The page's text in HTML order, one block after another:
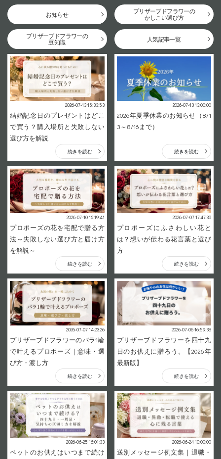
お知らせ
プリザーブドフラワーの
かしこい選び方
プリザーブドフラワーの
豆知識
人気記事一覧
2026-07-13 15:33:53
結婚記念日のプレゼントはどこ
で買う？購入場所と失敗しない
選び方を解説
続きを読む
2026-07-13 13:00:00
2026年夏季休業のお知らせ（8/1
3～8/16まで）
続きを読む
2026-07-10 16:19:41
プロポーズの花を宅配で贈る方
法～失敗しない選び方と届け方
を解説～
続きを読む
2026-07-07 17:47:38
プロポーズにふさわしい花と
は？想いが伝わる花言葉と選び
方
続きを読む
2026-07-07 14:23:26
プリザーブドフラワーのバラ1輪
で叶えるプロポーズ｜意味・選
び方・渡し方
続きを読む
2026-07-06 16:59:38
プリザーブドフラワーを四十九
日のお供えに贈ろう。【2026年
最新版】
続きを読む
2026-06-25 16:01:33
ペットのお供えはいつまで続け
2026-06-24 10:00:00
送別メッセージ例文集｜退職・